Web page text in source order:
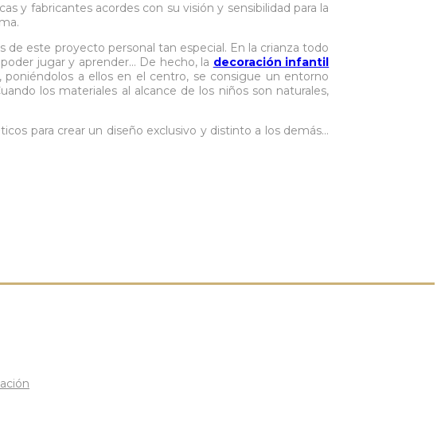
y fabricantes acordes con su visión y sensibilidad para la
de este proyecto personal tan especial. En la crianza todo
jugar y aprender… De hecho, la decoración infantil
a ellos en el centro, se consigue un entorno
los materiales al alcance de los niños son naturales,
para crear un diseño exclusivo y distinto a los demás…